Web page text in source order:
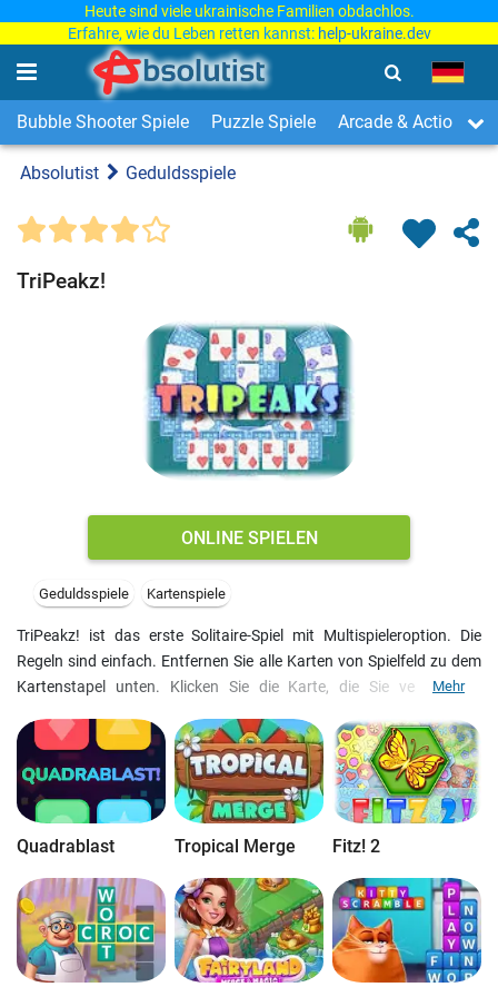
Heute sind viele ukrainische Familien obdachlos.
Erfahre, wie du Leben retten kannst: help-ukraine.dev
Bubble Shooter Spiele Puzzle Spiele Arcade & Action
Absolutist Geduldsspiele
TriPeakz!
ONLINE SPIELEN
Geduldsspiele Kartenspiele
TriPeakz! ist das erste Solitaire-Spiel mit Multispieleroption. Die
Regeln sind einfach. Entfernen Sie alle Karten von Spielfeld zu dem
Kartenstapel unten. Klicken Sie die Karte, die Sie verschieben
geöffnete unten. Sie können die Tasten ZURÜCK benutzen, um den
letzten Zug rückgängig zu machen. Die Taste TIPP zeigt einen
möglichen Zug an. Das Gameplay ist so fesselnd, das es unmöglich
ist aufzuhören;)! Spielen Sie, treten Sie gegen andere Spieler an und
haben Sie viel Spaß!
Mehr
Quadrablast Tropical Merge Fitz! 2